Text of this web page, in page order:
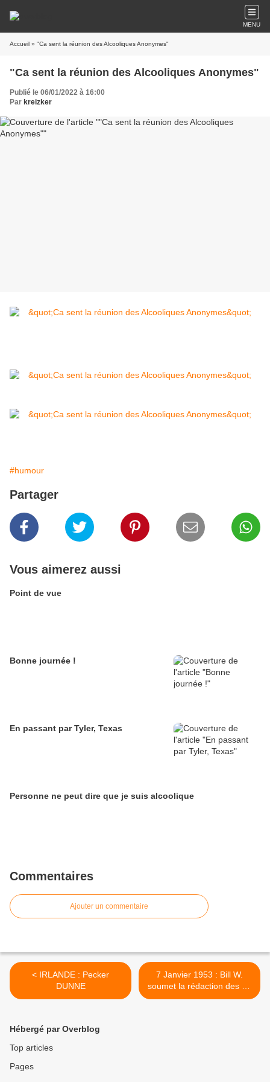
MENU
Accueil » "Ca sent la réunion des Alcooliques Anonymes"
"Ca sent la réunion des Alcooliques Anonymes"
Publié le 06/01/2022 à 16:00
Par kreizker
#humour
Partager
Vous aimerez aussi
Point de vue
Bonne journée !
En passant par Tyler, Texas
Personne ne peut dire que je suis alcoolique
Commentaires
Ajouter un commentaire
< IRLANDE : Pecker
DUNNE
7 Janvier 1953 : Bill W.
soumet la rédaction des 12
Etapes à la critique >
Hébergé par Overblog
Top articles
Pages